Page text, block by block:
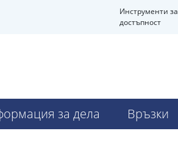
Инструменти за
достъпност
за дела Връзки